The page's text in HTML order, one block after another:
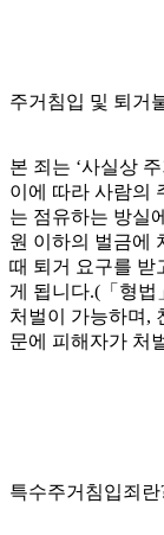
주거침입 및 퇴거
본 죄는 ‘사실상
이에 따라 사람의
는 점유하는 방실
원 이하의 벌금에
때 퇴거 요구를 받
게 됩니다.(「형법
처벌이 가능하며,
문에 피해자가 처
특수주거침입죄란